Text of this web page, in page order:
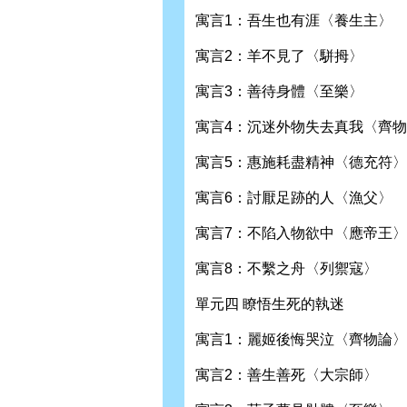
寓言1：吾生也有涯〈養生主〉
寓言2：羊不見了〈駢拇〉
寓言3：善待身體〈至樂〉
寓言4：沉迷外物失去真我〈齊
寓言5：惠施耗盡精神〈德充符〉
寓言6：討厭足跡的人〈漁父〉
寓言7：不陷入物欲中〈應帝王〉
寓言8：不繫之舟〈列禦寇〉
單元四 瞭悟生死的執迷
寓言1：麗姬後悔哭泣〈齊物論〉
寓言2：善生善死〈大宗師〉